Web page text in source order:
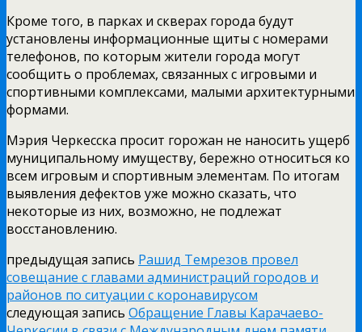
Кроме того, в парках и скверах города будут
установлены информационные щиты с номерами
телефонов, по которым жители города могут
сообщить о проблемах, связанных с игровыми и
спортивными комплексами, малыми архитектурными
формами.
Мэрия Черкесска просит горожан не наносить ущерб
муниципальному имуществу, бережно относиться ко
всем игровым и спортивным элементам. По итогам
выявления дефектов уже можно сказать, что
некоторые из них, возможно, не подлежат
восстановлению.
предыдущая запись Рашид Темрезов провел
совещание с главами администраций городов и
районов по ситуации с коронавирусом
следующая запись Обращение Главы Карачаево-